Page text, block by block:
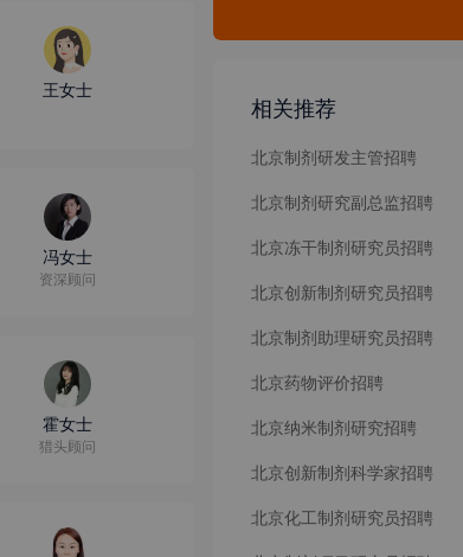
王女士
冯女士
资深顾问
霍女士
猎头顾问
相关推荐
北京制剂研发主管招聘
北京制剂研究副总监招聘
北京冻干制剂研究员招聘
北京创新制剂研究员招聘
北京制剂助理研究员招聘
北京药物评价招聘
北京纳米制剂研究招聘
北京创新制剂科学家招聘
北京化工制剂研究员招聘